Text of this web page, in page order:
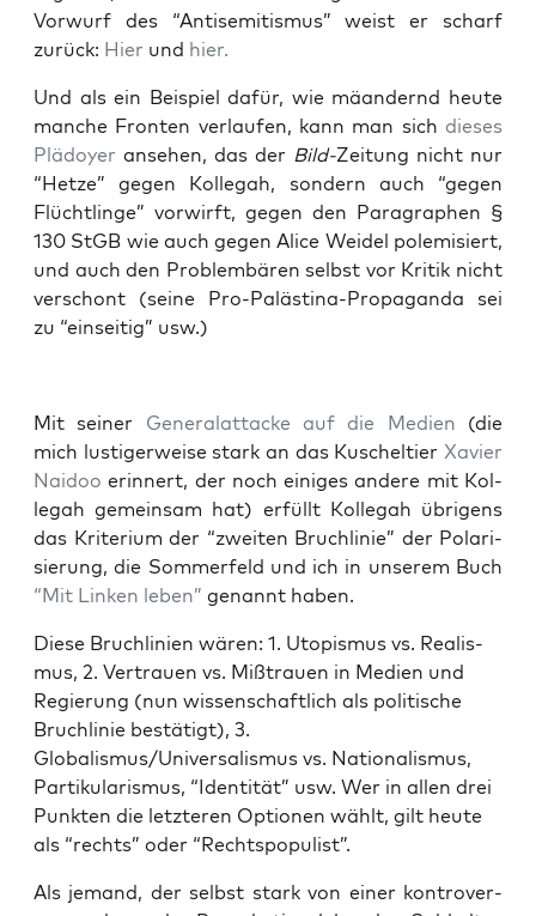
Vor­wurf des “Anti­se­mi­tis­mus” weist er scharf
zurück: Hier und hier.
Und als ein Bei­spiel dafür, wie mäan­dernd heu­te
man­che Fron­ten ver­lau­fen, kann man sich die­ses
Plä­doy­er anse­hen, das der Bild-Zei­tung nicht nur
“Het­ze” gegen Kol­le­gah, son­dern auch “gegen
Flücht­lin­ge” vor­wirft, gegen den Para­gra­phen §
130 StGB wie auch gegen Ali­ce Wei­del pole­mi­siert,
und auch den Pro­blem­bä­ren selbst vor Kri­tik nicht
ver­schont (sei­ne Pro-Paläs­ti­na-Pro­pa­gan­da sei
zu “ein­sei­tig” usw.)
Mit sei­ner Gene­ral­at­ta­cke auf die Medi­en (die
mich lus­ti­ger­wei­se stark an das Kuschel­tier Xavier
Naidoo erin­nert, der noch eini­ges ande­re mit Kol­
le­gah gemein­sam hat) erfüllt Kol­le­gah übri­gens
das Kri­te­ri­um der “zwei­ten Bruch­li­nie” der Pola­ri­
sie­rung, die Som­mer­feld und ich in unse­rem Buch
“Mit Lin­ken leben” genannt haben.
Die­se Bruch­li­ni­en wären: 1. Uto­pis­mus vs. Rea­lis­
mus, 2. Ver­trau­en vs. Miß­trau­en in Medi­en und
Regie­rung (nun wis­sen­schaft­lich als poli­ti­sche
Bruch­li­nie bestä­tigt), 3.
Globalismus/Universalismus vs. Natio­na­lis­mus,
Par­ti­ku­la­ris­mus, “Iden­ti­tät” usw. Wer in allen drei
Punk­ten die letz­te­ren Optio­nen wählt, gilt heu­te
als “rechts” oder “Rechts­po­pu­list”.
Als jemand, der selbst stark von einer kon­tro­ver­